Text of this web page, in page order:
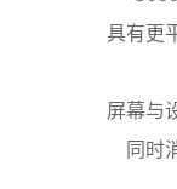
具有更
屏幕与
同时